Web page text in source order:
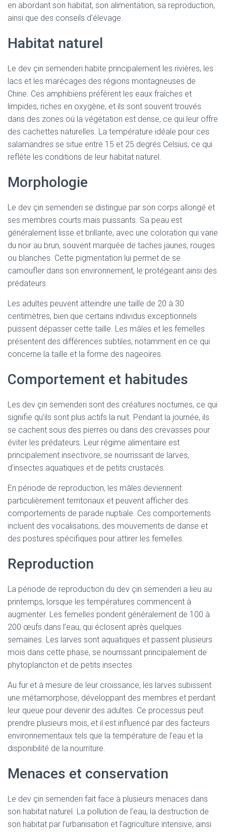
en abordant son habitat, son alimentation, sa reproduction,
ainsi que des conseils d’élevage.
Habitat naturel
Le dev çin semenderi habite principalement les rivières, les
lacs et les marécages des régions montagneuses de
Chine. Ces amphibiens préfèrent les eaux fraîches et
limpides, riches en oxygène, et ils sont souvent trouvés
dans des zones où la végétation est dense, ce qui leur offre
des cachettes naturelles. La température idéale pour ces
salamandres se situe entre 15 et 25 degrés Celsius, ce qui
reflète les conditions de leur habitat naturel.
Morphologie
Le dev çin semenderi se distingue par son corps allongé et
ses membres courts mais puissants. Sa peau est
généralement lisse et brillante, avec une coloration qui varie
du noir au brun, souvent marquée de taches jaunes, rouges
ou blanches. Cette pigmentation lui permet de se
camoufler dans son environnement, le protégeant ainsi des
prédateurs.
Les adultes peuvent atteindre une taille de 20 à 30
centimètres, bien que certains individus exceptionnels
puissent dépasser cette taille. Les mâles et les femelles
présentent des différences subtiles, notamment en ce qui
concerne la taille et la forme des nageoires.
Comportement et habitudes
Les dev çin semenderi sont des créatures nocturnes, ce qui
signifie qu’ils sont plus actifs la nuit. Pendant la journée, ils
se cachent sous des pierres ou dans des crevasses pour
éviter les prédateurs. Leur régime alimentaire est
principalement insectivore, se nourrissant de larves,
d’insectes aquatiques et de petits crustacés.
En période de reproduction, les mâles deviennent
particulièrement territoriaux et peuvent afficher des
comportements de parade nuptiale. Ces comportements
incluent des vocalisations, des mouvements de danse et
des postures spécifiques pour attirer les femelles.
Reproduction
La période de reproduction du dev çin semenderi a lieu au
printemps, lorsque les températures commencent à
augmenter. Les femelles pondent généralement de 100 à
200 œufs dans l’eau, qui éclosent après quelques
semaines. Les larves sont aquatiques et passent plusieurs
mois dans cette phase, se nourrissant principalement de
phytoplancton et de petits insectes.
Au fur et à mesure de leur croissance, les larves subissent
une métamorphose, développant des membres et perdant
leur queue pour devenir des adultes. Ce processus peut
prendre plusieurs mois, et il est influencé par des facteurs
environnementaux tels que la température de l’eau et la
disponibilité de la nourriture.
Menaces et conservation
Le dev çin semenderi fait face à plusieurs menaces dans
son habitat naturel. La pollution de l’eau, la destruction de
son habitat par l’urbanisation et l’agriculture intensive, ainsi